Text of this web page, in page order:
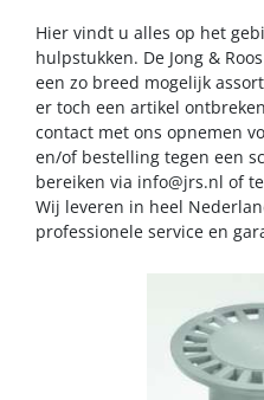
Hier vindt u alles op het
hulpstukken. De Jong &
een zo breed mogelijk
er toch een artikel
contact met ons opnemen
en/of bestelling tegen een
bereiken via info@jrs.nl of
Wij leveren in heel
professionele service en